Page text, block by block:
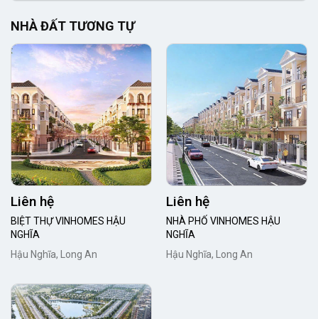
NHÀ ĐẤT TƯƠNG TỰ
Liên hệ
BIỆT THỰ VINHOMES HẬU
NGHĨA
Hậu Nghĩa, Long An
Liên hệ
NHÀ PHỐ VINHOMES HẬU
NGHĨA
Hậu Nghĩa, Long An